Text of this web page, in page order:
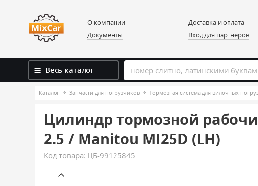
О компании
Документы
Доставка и оплата
Вход для партнеров
Весь каталог
Каталог Запчасти для погрузчиков Тормозная система для вилочных
Цилиндр тормозной
2.5 / Manitou MI25D (LH)
Код товара: ЦБ-99125845